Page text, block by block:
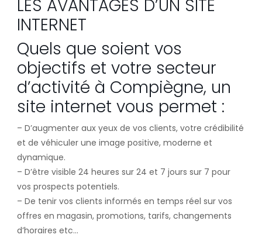
LES AVANTAGES D’UN SITE
INTERNET
Quels que soient vos
objectifs et votre secteur
d’activité à Compiègne, un
site internet vous permet :
– D’augmenter aux yeux de vos clients, votre crédibilité
et de véhiculer une image positive, moderne et
dynamique.
– D’être visible 24 heures sur 24 et 7 jours sur 7 pour
vos prospects potentiels.
– De tenir vos clients informés en temps réel sur vos
offres en magasin, promotions, tarifs, changements
d’horaires etc…